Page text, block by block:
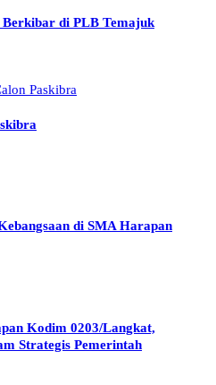
Berkibar di PLB Temajuk
di SMA Harapan
Kodim 0203/Langkat,
Strategis Pemerintah